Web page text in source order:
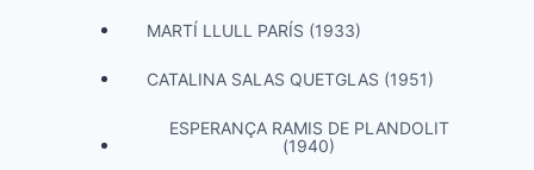
MARTÍ LLULL PARÍS (1933)
CATALINA SALAS QUETGLAS (1951)
ESPERANÇA RAMIS DE PLANDOLIT
(1940)